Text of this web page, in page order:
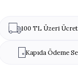
100 TL Üzeri
Kapıda Ödeme